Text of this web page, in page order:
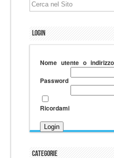
Login
Nome utente o
Password
Ricordami
Categorie